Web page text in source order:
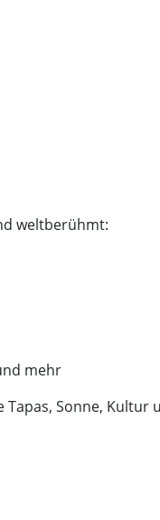
weltberühmt:
mehr
Sonne,